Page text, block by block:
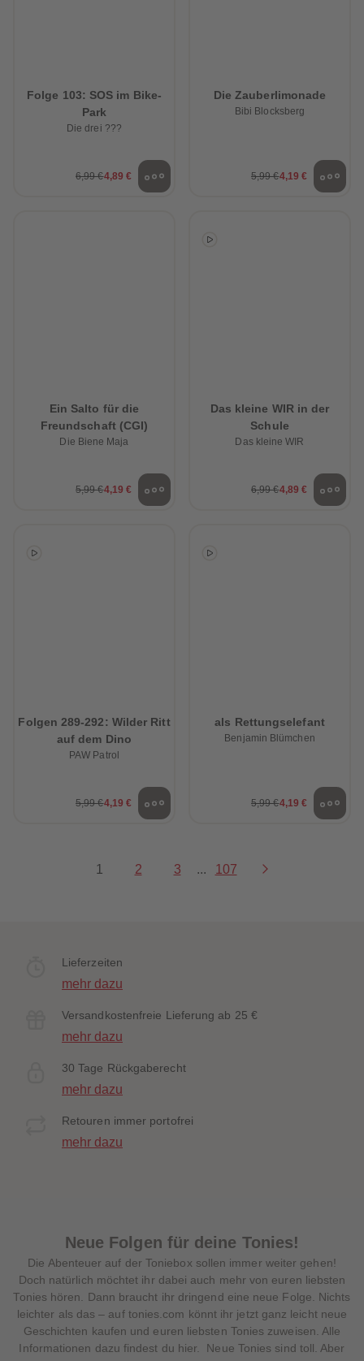
Folge 103: SOS im Bike-
Park
Die drei ???
6,99 €4,89 €
Die Zauberlimonade
Bibi Blocksberg
5,99 €4,19 €
Ein Salto für die
Freundschaft (CGI)
Die Biene Maja
5,99 €4,19 €
Das kleine WIR in der
Schule
Das kleine WIR
6,99 €4,89 €
Folgen 289-292: Wilder Ritt
auf dem Dino
PAW Patrol
5,99 €4,19 €
als Rettungselefant
Benjamin Blümchen
5,99 €4,19 €
1 2 3 ... 107
Lieferzeiten
mehr dazu
Versandkostenfreie Lieferung ab 25 €
mehr dazu
30 Tage Rückgaberecht
mehr dazu
Retouren immer portofrei
mehr dazu
Neue Folgen für deine Tonies!
Die Abenteuer auf der Toniebox sollen immer weiter gehen!
Doch natürlich möchtet ihr dabei auch mehr von euren liebsten
Tonies hören. Dann braucht ihr dringend eine neue Folge. Nichts
leichter als das – auf tonies.com könnt ihr jetzt ganz leicht neue
Geschichten kaufen und euren liebsten Tonies zuweisen. Alle
Informationen dazu findest du hier. Neue Tonies sind toll. Aber